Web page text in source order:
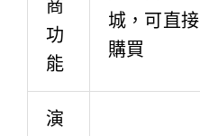
商
功
能
城，可直接
購買
演